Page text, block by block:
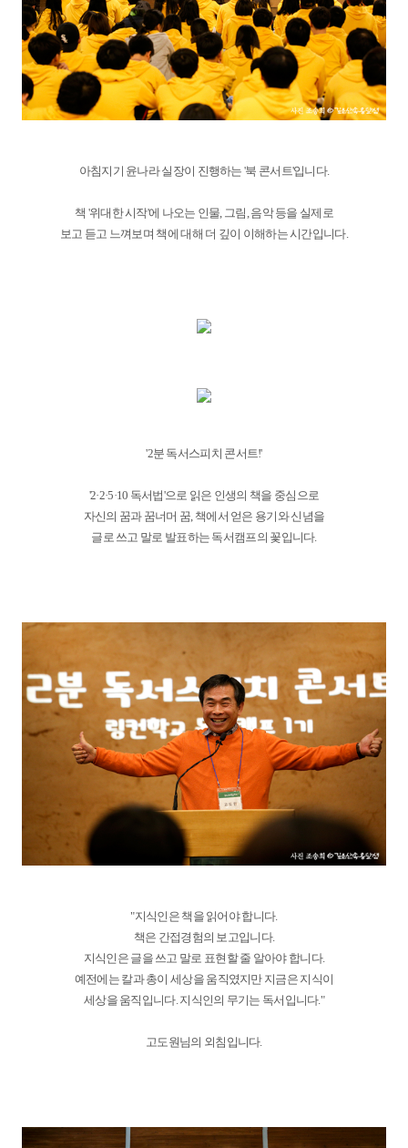
아침지기 윤나라 실장이 진행하는 '북 콘서트'입니다.
책 '위대한 시작'에 나오는 인물, 그림, 음악 등을 실제로
보고 듣고 느껴보며 책에 대해 더 깊이 이해하는 시간입니다.
'2분 독서스피치 콘서트!'
'2·2·5·10 독서법'으로 읽은 인생의 책을 중심으로
자신의 꿈과 꿈너머 꿈, 책에서 얻은 용기와 신념을
글로 쓰고 말로 발표하는 독서캠프의 꽃입니다.
"지식인은 책을 읽어야 합니다.
책은 간접경험의 보고입니다.
지식인은 글을 쓰고 말로 표현할 줄 알아야 합니다.
예전에는 칼과 총이 세상을 움직였지만 지금은 지식이
세상을 움직입니다. 지식인의 무기는 독서입니다."
고도원님의 외침입니다.